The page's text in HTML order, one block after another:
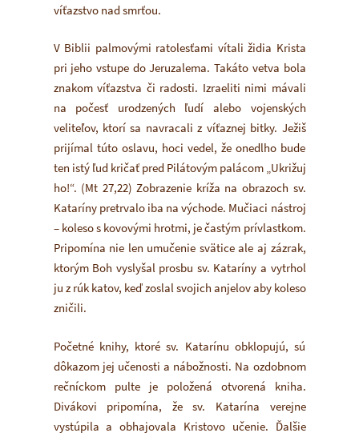
víťazstvo nad smrťou.
V Biblii palmovými ratolesťami vítali židia Krista
pri jeho vstupe do Jeruzalema. Takáto vetva bola
znakom víťazstva či radosti. Izraeliti nimi mávali
na počesť urodzených ľudí alebo vojenských
veliteľov, ktorí sa navracali z víťaznej bitky. Ježiš
prijímal túto oslavu, hoci vedel, že onedlho bude
ten istý ľud kričať pred Pilátovým palácom „Ukrižuj
ho!“. (Mt 27,22) Zobrazenie kríža na obrazoch sv.
Kataríny pretrvalo iba na východe. Mučiaci nástroj
– koleso s kovovými hrotmi, je častým prívlastkom.
Pripomína nie len umučenie svätice ale aj zázrak,
ktorým Boh vyslyšal prosbu sv. Kataríny a vytrhol
ju z rúk katov, keď zoslal svojich anjelov aby koleso
zničili.
Početné knihy, ktoré sv. Katarínu obklopujú, sú
dôkazom jej učenosti a nábožnosti. Na ozdobnom
rečníckom pulte je položená otvorená kniha.
Divákovi pripomína, že sv. Katarína verejne
vystúpila a obhajovala Kristovo učenie. Ďalšie